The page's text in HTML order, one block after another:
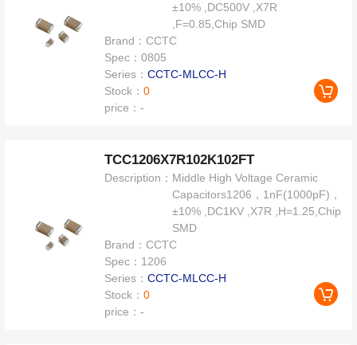
±10% ,DC500V ,X7R
,F=0.85,Chip SMD
Brand：CCTC
Spec：0805
Series：CCTC-MLCC-H
Stock：0
price：-
TCC1206X7R102K102FT
Description： Middle High Voltage Ceramic
Capacitors1206，1nF(1000pF)，
±10% ,DC1KV ,X7R ,H=1.25,Chip
SMD
Brand：CCTC
Spec： 1206
Series：CCTC-MLCC-H
Stock：0
price：-